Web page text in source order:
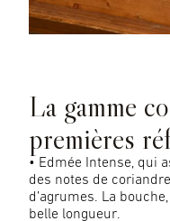
La gamme
premières
• Edmée Intense, qui
des notes de
d’agrumes. La
belle longueur.